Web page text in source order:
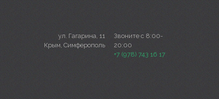
ул. Гагарина, 11
Крым, Симферополь
Звоните с 8:00-
20:00
+7 (978) 743 16 17